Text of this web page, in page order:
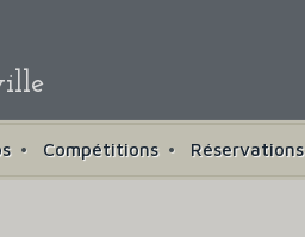
Compétitions Réservations